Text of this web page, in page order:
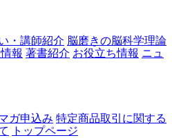
・講師紹介 脳磨きの脳科学理論
報 著書紹介 お役立ち情報 ニュ
ガ申込み 特定商品取引に関する
トップページ